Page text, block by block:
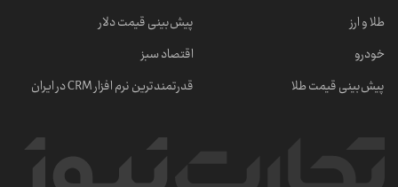
طلا و ارز
خودرو
پیش‌بینی قیمت طلا
پیش‌بینی قیمت دلار
اقتصاد سبز
قدرتمندترین نرم‌ افزار CRM در ایران